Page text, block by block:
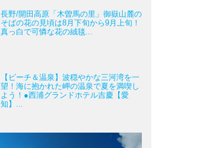
長野/開田高原「木曽馬の里」御嶽山麓の
そばの花の見頃は8月下旬から9月上旬！
真っ白で可憐な花の絨毯...
【ビーチ＆温泉】波穏やかな三河湾を一
望！海に抱かれた岬の温泉で夏を満喫し
よう！●西浦グランドホテル吉慶【愛
知】...